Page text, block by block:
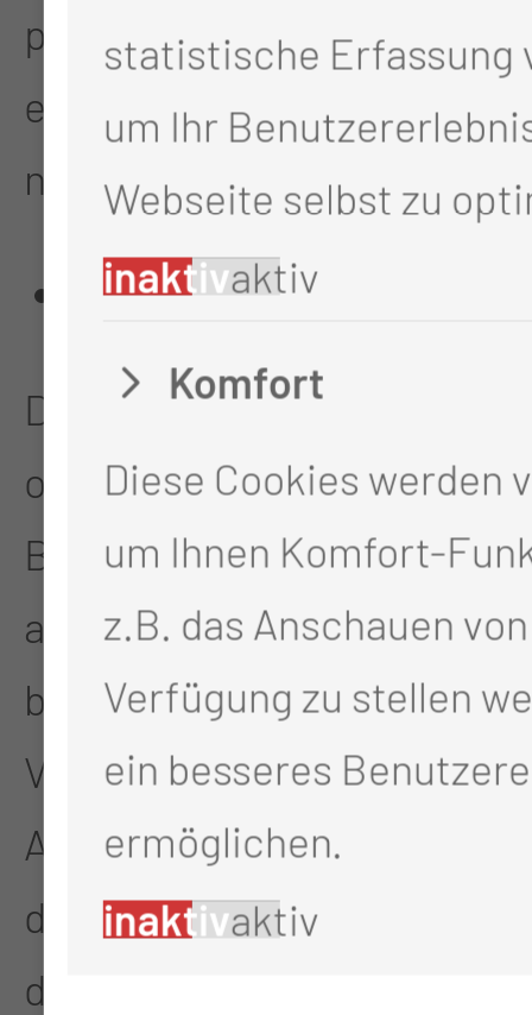
personenbezogene Daten
erhalten, gelten jedoch
nicht als Empfänger.
Dritter
Dritter ist eine natürliche
oder juristische Person,
Behörde, Einrichtung oder
andere Stelle, außer der
betroffenen Person, dem
Verantwortlichen, dem
Auftragsverarbeiter und
den Personen, die unter
der unmittelbaren
statistische Erfassung
um Ihr
Webseite selbst zu
inaktivaktiv
Komfort
Diese Cookies werden
um Ihnen Komfort-
z.B. das Anschauen
Verfügung zu stellen
ein besseres
ermöglichen.
inaktivaktiv